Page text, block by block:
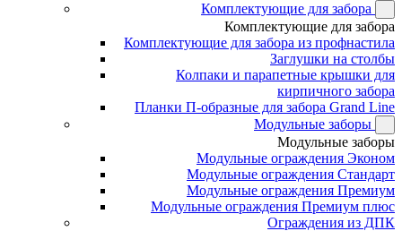
Комплектующие для забора
Комплектующие для забора
Комплектующие для забора из профнастила
Заглушки на столбы
Колпаки и парапетные крышки для
кирпичного забора
Планки П-образные для забора Grand Line
Модульные заборы
Модульные заборы
Модульные ограждения Эконом
Модульные ограждения Стандарт
Модульные ограждения Премиум
Модульные ограждения Премиум плюс
Ограждения из ДПК